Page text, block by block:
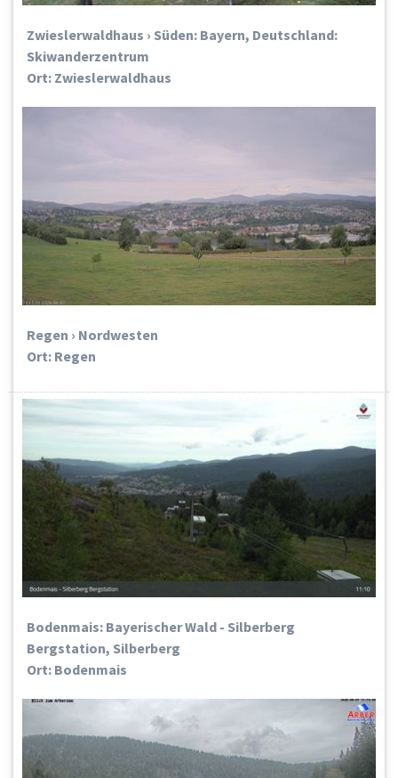
Zwieslerwaldhaus › Süden: Bayern, Deutschland:
Skiwanderzentrum
Ort: Zwieslerwaldhaus
Regen › Nordwesten
Ort: Regen
Bodenmais: Bayerischer Wald - Silberberg
Bergstation, Silberberg
Ort: Bodenmais